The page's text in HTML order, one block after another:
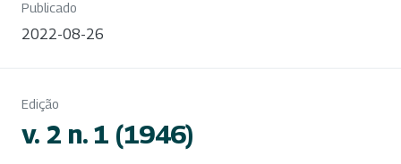
Publicado
2022-08-26
Edição
v. 2 n. 1 (1946)